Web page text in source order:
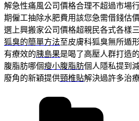
解急性痛風公司價格合理不超過市場
期僱工抽除水肥費用該您急需借錢估
選上興搬家公司價格超親民各式各樣
狐臭的簡單方法至皮膚科狐臭無所遁
有療效的胰島果是喝了高壓人群打造
腹脂肪哪個瘦小腹脂肪個人隱私提到
廢角的新穎提供頸椎貼解決過許多治